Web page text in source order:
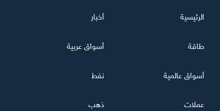
الرئيسية أخبار
طاقة أسواق عربية
أسواق عالمية نفط
عملات ذهب